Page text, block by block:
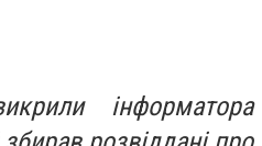
інформатора